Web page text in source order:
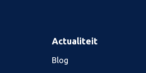
Actualiteit
Blog